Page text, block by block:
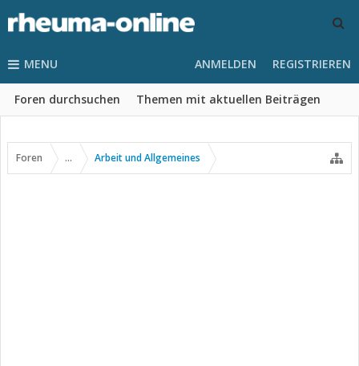
MENU
Foren durchsuchen Themen mit aktuellen Beiträgen
ANMELDEN REGISTRIEREN
Foren ... Arbeit und Allgemeines